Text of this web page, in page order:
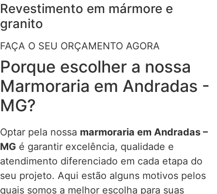
Revestimento em mármore e
granito
FAÇA O SEU ORÇAMENTO AGORA
Porque escolher a nossa
Marmoraria em Andradas -
MG?
Optar pela nossa marmoraria em Andradas –
MG é garantir excelência, qualidade e
atendimento diferenciado em cada etapa do
seu projeto. Aqui estão alguns motivos pelos
quais somos a melhor escolha para suas